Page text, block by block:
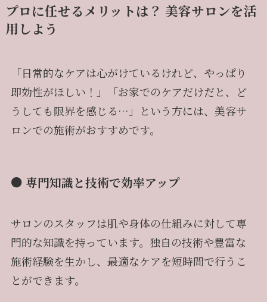
プロに任せるメリットは？ 美容サロンを活
用しよう
「日常的なケアは心がけているけれど、やっぱり
即効性がほしい！」「お家でのケアだけだと、ど
うしても限界を感じる…」という方には、美容サ
ロンでの施術がおすすめです。
● 専門知識と技術で効率アップ
サロンのスタッフは肌や身体の仕組みに対して専
門的な知識を持っています。独自の技術や豊富な
施術経験を生かし、最適なケアを短時間で行うこ
とができます。